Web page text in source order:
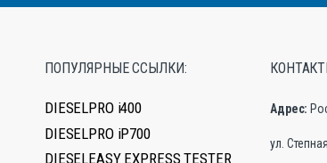
ПОПУЛЯРНЫЕ ССЫЛКИ:
DIESELPRO i400
DIESELPRO iP700
DIESELEASY EXPRESS TESTER
Адрес:
ул.